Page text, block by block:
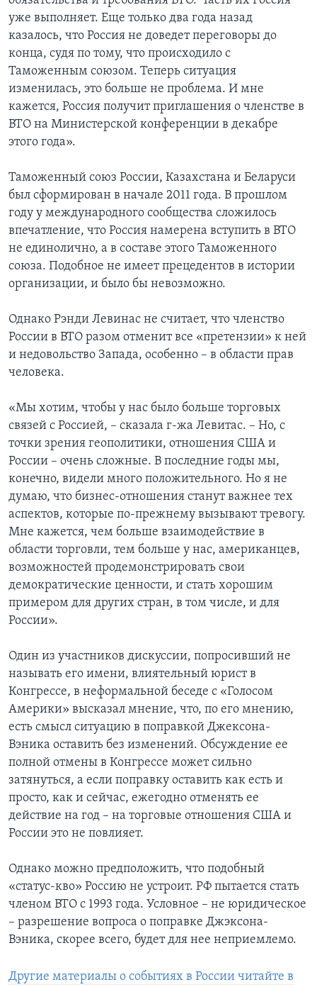
уже выполняет. Еще только два года назад
казалось, что Россия не доведет переговоры до
конца, судя по тому, что происходило с
Таможенным союзом. Теперь ситуация
изменилась, это больше не проблема. И мне
кажется, Россия получит приглашения о членстве в
ВТО на Министерской конференции в декабре
этого года».
Таможенный союз России, Казахстана и Беларуси
был сформирован в начале 2011 года. В прошлом
году у международного сообщества сложилось
впечатление, что Россия намерена вступить в ВТО
не единолично, а в составе этого Таможенного
союза. Подобное не имеет прецедентов в истории
организации, и было бы невозможно.
Однако Рэнди Левинас не считает, что членство
России в ВТО разом отменит все «претензии» к ней
и недовольство Запада, особенно – в области прав
человека.
«Мы хотим, чтобы у нас было больше торговых
связей с Россией, – сказала г-жа Левитас. – Но, с
точки зрения геополитики, отношения США и
России – очень сложные. В последние годы мы,
конечно, видели много положительного. Но я не
думаю, что бизнес-отношения станут важнее тех
аспектов, которые по-прежнему вызывают тревогу.
Мне кажется, чем больше взаимодействие в
области торговли, тем больше у нас, американцев,
возможностей продемонстрировать свои
демократические ценности, и стать хорошим
примером для других стран, в том числе, и для
России».
Один из участников дискуссии, попросивший не
называть его имени, влиятельный юрист в
Конгрессе, в неформальной беседе с «Голосом
Америки» высказал мнение, что, по его мнению,
есть смысл ситуацию в поправкой Джексона-
Вэника оставить без изменений. Обсуждение ее
полной отмены в Конгрессе может сильно
затянуться, а если поправку оставить как есть и
просто, как и сейчас, ежегодно отменять ее
действие на год – на торговые отношения США и
России это не повлияет.
Однако можно предположить, что подобный
«статус-кво» Россию не устроит. РФ пытается стать
членом ВТО с 1993 года. Условное – не юридическое
– разрешение вопроса о поправке Джэксона-
Вэника, скорее всего, будет для нее неприемлемо.
Другие материалы о событиях в России читайте в